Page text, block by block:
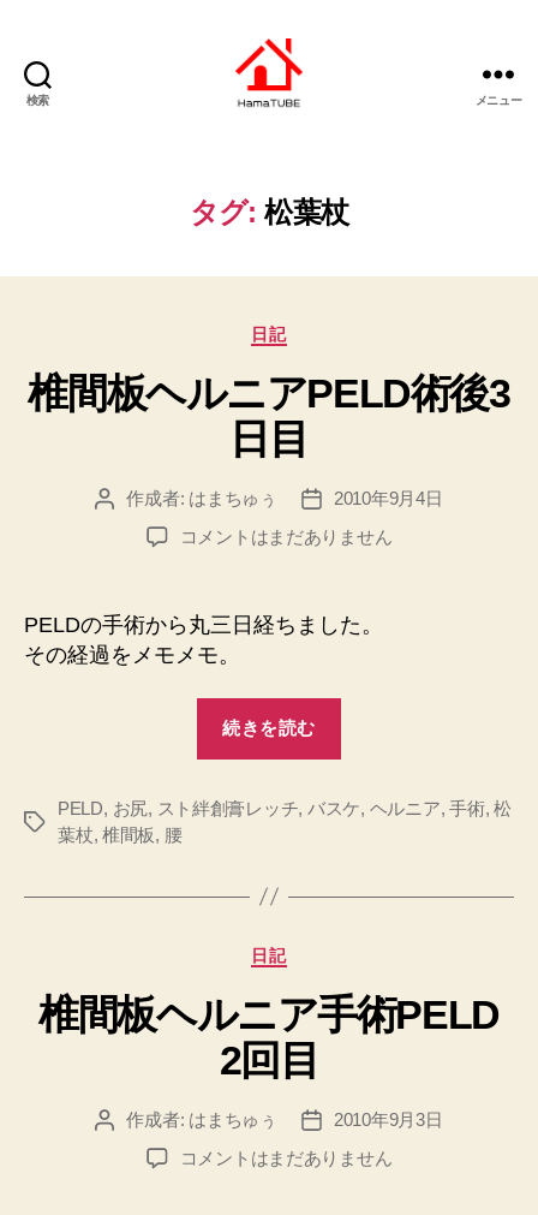
検索
ゅ
ー
メニュー
タグ: 松葉杖
カ
ゴ
リ
ー
日記
椎間板ヘルニアPELD術後3
日目
投
作成者: はまちゅぅ
投
稿
日
2010年9月4日
椎
ヘ
ル
ニ
PELD
3
日
コメントはまだありません
PELDの手術から丸三日経ちました。
その経過をメモメモ。
続きを読む
ヘ
後
3
タ
PELD, お尻, スト絆創膏レッチ, バスケ, ヘルニア,手術,松
葉杖, 椎間板, 腰
カ
ゴ
リ
ー
日記
椎間板ヘルニア手術PELD
2回目
投
作成者: はまちゅぅ
投
稿
日
2010年9月3日
椎
コメントはまだありません